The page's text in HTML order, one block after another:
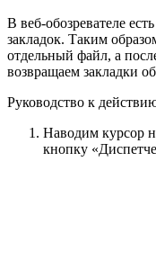
В веб-обозревателе
закладок. Таким
отдельный файл, а
возвращаем закладки
Руководство к
Наводим курсор
кнопку